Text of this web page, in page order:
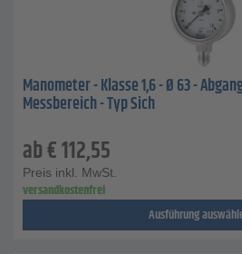
Manometer - Klasse 1,6 - Ø 63 -
Messbereich - Typ Sich
ab€112,55
Preis inkl. MwSt.
versandkostenfrei
Ausführung